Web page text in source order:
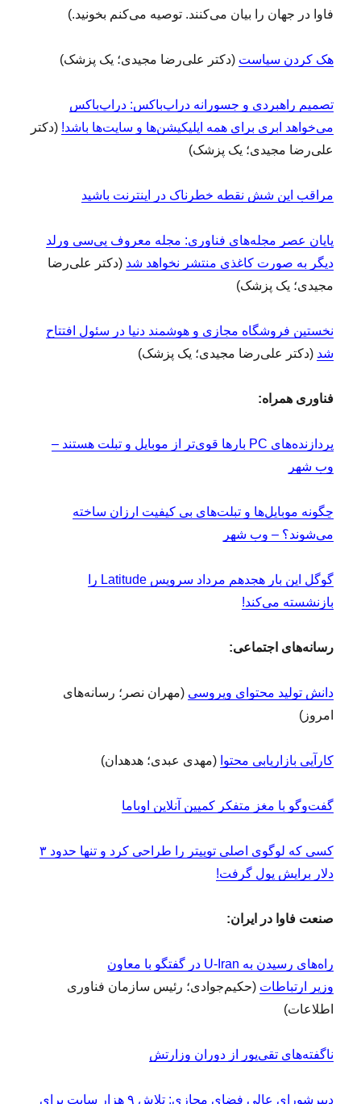
فاوا در جهان را بیان می‌کنند. توصیه می‌کنم بخونید.)
هک کردن سیاست (دکتر علی‌رضا مجیدی؛ یک پزشک)
تصمیم راهبردی و جسورانه دراپ‌باکس: دراپ‌باکس
می‌خواهد ابری برای همه اپلیکیشن‌ها و سایت‌ها باشد! (دکتر
علی‌رضا مجیدی؛ یک پزشک)
مراقب این شش نقطه خطرناک در اینترنت باشید
پایان عصر مجله‌های فناوری: مجله معروف پی‌سی ورلد
دیگر به صورت کاغذی منتشر نخواهد شد (دکتر علی‌رضا
مجیدی؛ یک پزشک)
نخستین فروشگاه مجازی و هوشمند دنیا در سئول افتتاح
شد (دکتر علی‌رضا مجیدی؛ یک پزشک)
فناوری همراه:
پردازنده‌های PC بارها قوی‌تر از موبایل و تبلت هستند –
وب شهر
چگونه موبایل‌ها و تبلت‌های بی کیفیت ارزان ساخته
می‌شوند؟ – وب شهر
گوگل این بار هجدهم مرداد سرویس Latitude را
بازنشسته می‌کند!
رسانه‌های اجتماعی:
دانش تولید محتوای ویروسی (مهران نصر؛ رسانه‌های
امروز)
کارآیی بازاریابی محتوا (مهدی عبدی؛ هدهدان)
گفت‌وگو با مغز متفکر کمپین آنلاین اوباما
کسی که لوگوی اصلی توییتر را طراحی کرد و تنها حدود ۳
دلار برایش پول گرفت!
صنعت فاوا در ایران:
راه‌های رسیدن به U-Iran در گفتگو با معاون
وزیر ارتباطات (حکیم‌جوادی؛ رئیس سازمان فناوری
اطلاعات)
ناگفته‌های تقی‌پور از دوران وزارتش
دبیرشورای عالی فضای مجازی: تلاش ۹ هزار سایت برای